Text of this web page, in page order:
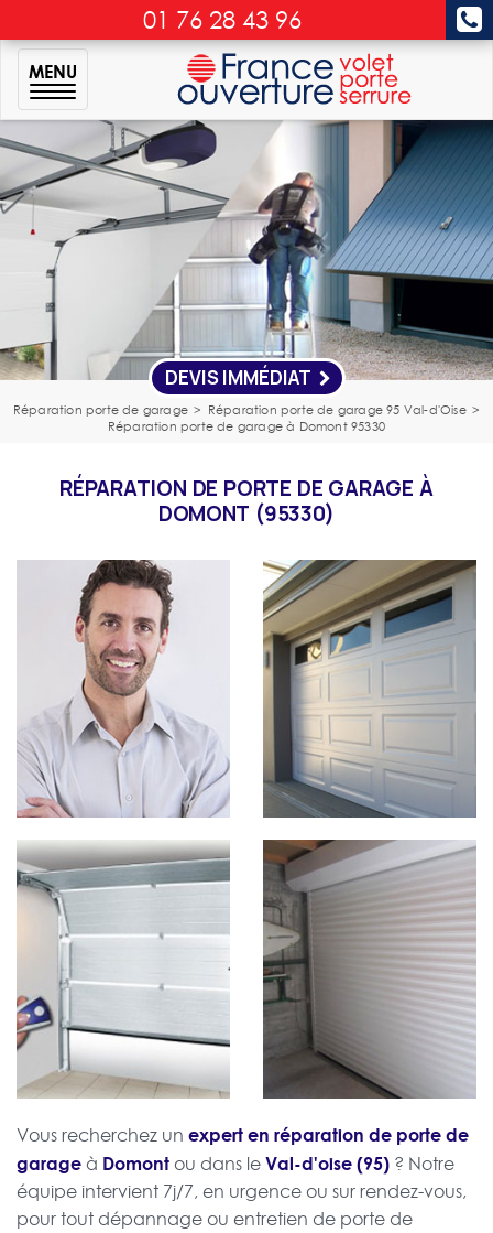
01 76 28 43 96
MENU
DEVIS IMMÉDIAT
Réparation porte de garage > Réparation porte de garage 95 Val-d'Oise >
Réparation porte de garage à Domont 95330
RÉPARATION DE PORTE DE GARAGE À
DOMONT (95330)
Vous recherchez un expert en réparation de porte de
garageà Domontou dans leVal-d'oise (95) ? Notre
équipe intervient 7j/7, en urgence ou sur rendez-vous,
pour tout dépannage ou entretien de porte de